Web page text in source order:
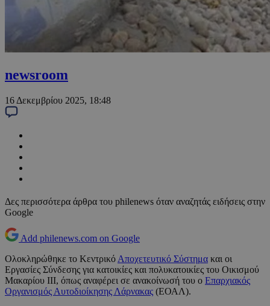
newsroom
16 Δεκεμβρίου 2025, 18:48
Δες περισσότερα άρθρα του philenews όταν αναζητάς ειδήσεις στην
Google
Add philenews.com on Google
Ολοκληρώθηκε το Κεντρικό Αποχετευτικό Σύστημα και οι
Εργασίες Σύνδεσης για κατοικίες και πολυκατοικίες του Οικισμού
Μακαρίου ΙΙΙ, όπως αναφέρει σε ανακοίνωσή του ο Επαρχιακός
Οργανισμός Αυτοδιοίκησης Λάρνακας (ΕΟΑΛ).